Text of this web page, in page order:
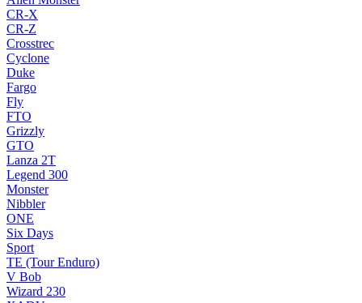
CR-X
CR-Z
Crosstrec
Cyclone
Duke
Fargo
Fly
FTO
Grizzly
GTO
Lanza 2T
Legend 300
Monster
Nibbler
ONE
Six Days
Sport
TE (Tour Enduro)
V Bob
Wizard 230